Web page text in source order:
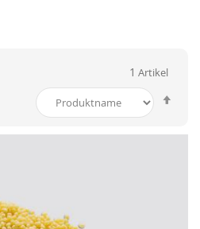
1 Artikel